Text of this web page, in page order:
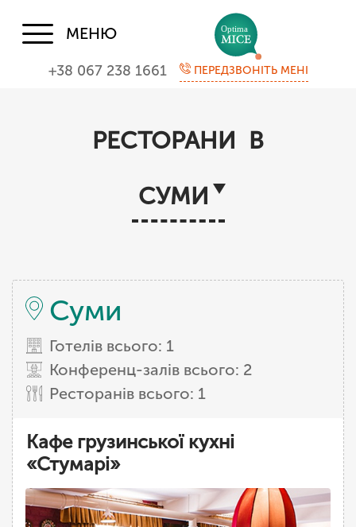
МЕНЮ
+38 067 238 1661 ПЕРЕДЗВОНІТЬ МЕНІ
РЕСТОРАНИ В
СУМИ
Суми
Готелів всього: 1
Конференц-залів всього: 2
Ресторанів всього: 1
Кафе грузинської кухні
«Стумарі»